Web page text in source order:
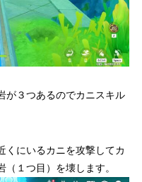
が３つあるのでカニスキル
くにいるカニを攻撃してカ
１つ目）を壊します。